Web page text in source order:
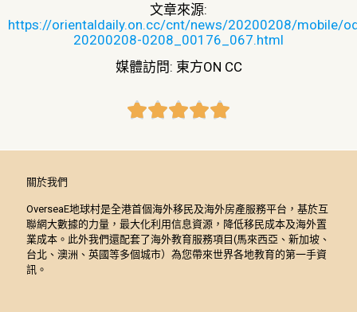
文章來源:
https://orientaldaily.on.cc/cnt/news/20200208/mobile/
20200208-0208_00176_067.html
媒體訪問: 東方ON CC

關於我們
OverseaE地球村是全港首個海外移民及海外房產服務平台，基於互
聯網大數據的力量，最大化利用信息資源，降低移民成本及海外置
業成本。此外我們還配套了海外教育服務項目(馬來西亞、新加坡、
台北、澳洲、英國等多個城市）為您帶來世界各地教育的第一手資
訊。